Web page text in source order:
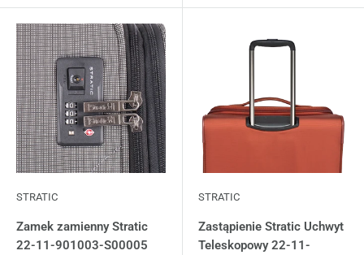
STRATIC
Zamek zamienny Stratic
22-11-901003-S00005
STRATIC
Zastąpienie Stratic Uchwyt
Teleskopowy 22-11-